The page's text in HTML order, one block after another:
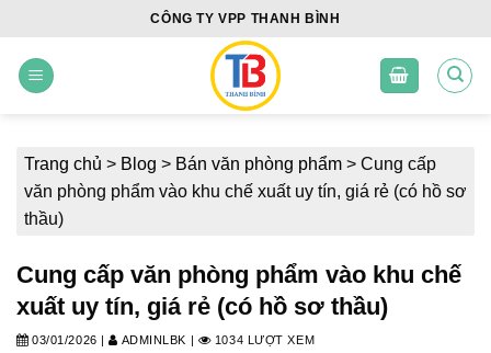
content
CÔNG TY VPP THANH BÌNH
Trang chủ > Blog > Bán văn phòng phẩm > Cung cấp
văn phòng phẩm vào khu chế xuất uy tín, giá rẻ (có hồ sơ
thầu)
Cung cấp văn phòng phẩm vào khu chế
xuất uy tín, giá rẻ (có hồ sơ thầu)
03/01/2026 | ADMINLBK | 1034 LƯỢT XEM